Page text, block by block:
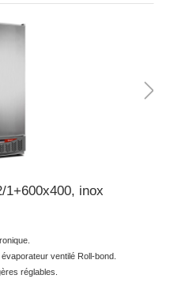
1+600x400, inox
ventilé Roll-bond.
réglables.